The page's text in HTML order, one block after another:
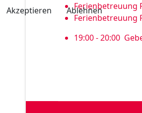
Ferienbetreuung
Ferienbetreuung
19:00 - 20:00
Akzeptieren
Ablehnen